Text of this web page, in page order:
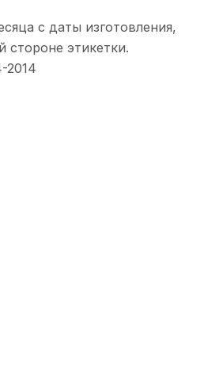
с даты изготовления,
стороне этикетки.
2014